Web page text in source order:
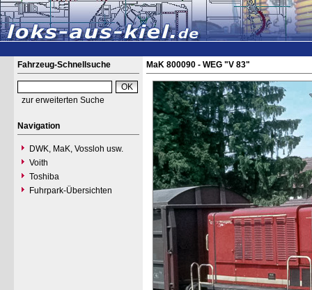
Fahrzeug-Schnellsuche
zur erweiterten Suche
Navigation
DWK, MaK, Vossloh usw.
Voith
Toshiba
Fuhrpark-Übersichten
MaK 800090 - WEG "V 83"